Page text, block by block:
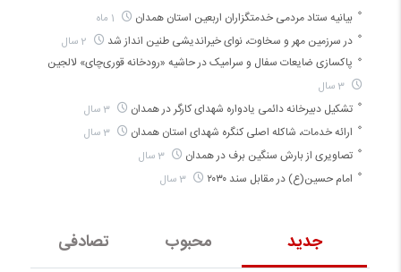
جدید محبوب تصادفی
بیانیه ستاد مردمی خدمتگزاران اربعین استان همدان
در سرزمین مهر و سخاوت، نوای خیراندیشی طنین انداز شد
پاکسازی ضایعات سفال و سرامیک در حاشیه «رودخانه قوری‌چای» لالجین
3 سال
تشکیل دبیرخانه دائمی یادواره شهدای کارگر در همدان 3 سال
ارائه خدمات، شاکله اصلی کنگره شهدای استان همدان 3 سال
تصاویری از بارش سنگین برف در همدان 3 سال
امام حسین(ع) در مقابل سند ۲۰۳۰ 3 سال